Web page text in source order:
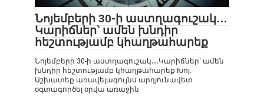
Նոյեմբերի 30-ի աստղագուշակ․․․
Կարիճներ՝ ամեն խնդիր
հեշտությամբ կհաղթահարեք
Նոյեմբերի 30-ի աստղագուշակ․․․Կարիճներ՝ ամեն
խնդիր հեշտությամբ կհաղթահարեք Խոյ:
Աշխատեք առավելագույնս արդյունավետ
օգտագործել օրվա առաջին